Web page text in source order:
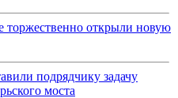
торжественно открыли новую
подрядчику задачу
моста